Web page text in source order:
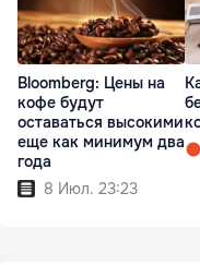
Bloomberg: Цены на
кофе будут
оставаться высокими
еще как минимум два
года
8 Июл. 23:23